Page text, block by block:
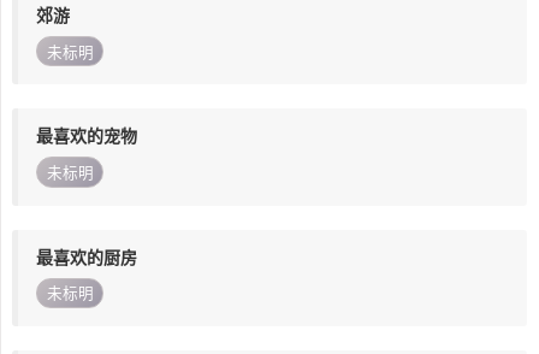
郊游
未标明
最喜欢的宠物
未标明
最喜欢的厨房
未标明